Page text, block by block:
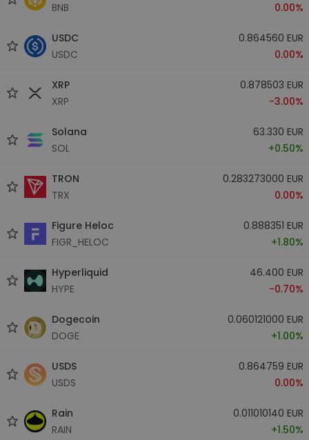
BNB
0.00%
USDC
USDC
0.864560 EUR
0.00%
XRP
XRP
0.878503 EUR
-3.00%
Solana
SOL
63.330 EUR
+0.50%
TRON
TRX
0.283273000 EUR
0.00%
Figure Heloc
FIGR_HELOC
0.888351 EUR
+1.80%
Hyperliquid
HYPE
46.400 EUR
-0.70%
Dogecoin
DOGE
0.060121000 EUR
+1.00%
USDS
USDS
0.864759 EUR
0.00%
Rain
RAIN
0.011010140 EUR
+1.50%